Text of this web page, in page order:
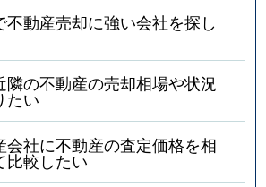
不動産売却に強い会社を探し
隣の不動産の売却相場や状況
たい
会社に不動産の査定価格を相
比較したい